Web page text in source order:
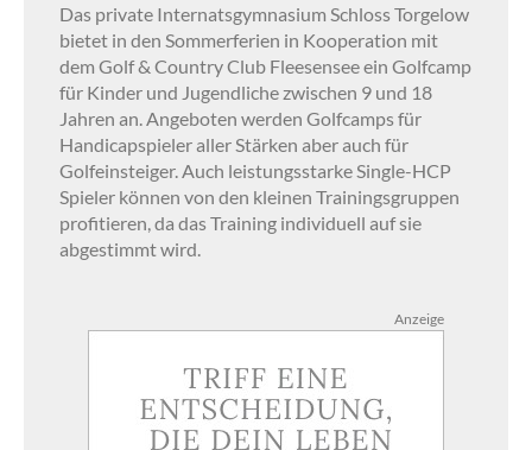
Das private Internatsgymnasium Schloss Torgelow
bietet in den Sommerferien in Kooperation mit
dem Golf & Country Club Fleesensee ein Golfcamp
für Kinder und Jugendliche zwischen 9 und 18
Jahren an. Angeboten werden Golfcamps für
Handicapspieler aller Stärken aber auch für
Golfeinsteiger. Auch leistungsstarke Single-HCP
Spieler können von den kleinen Trainingsgruppen
profitieren, da das Training individuell auf sie
abgestimmt wird.
Anzeige